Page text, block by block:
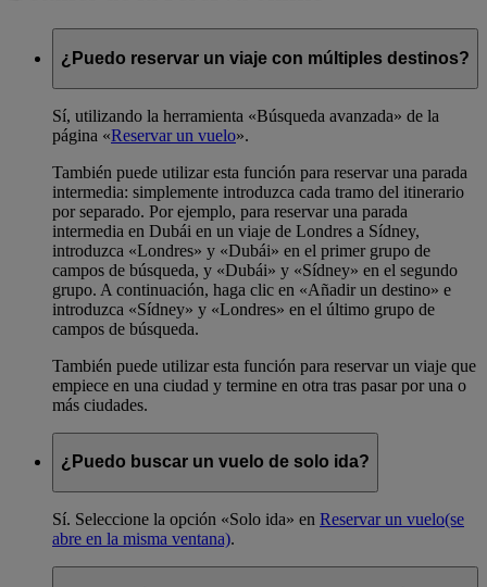
¿Puedo reservar un viaje con múltiples destinos?
Sí, utilizando la herramienta «Búsqueda avanzada» de la
página «Reservar un vuelo».
También puede utilizar esta función para reservar una parada
intermedia: simplemente introduzca cada tramo del itinerario
por separado. Por ejemplo, para reservar una parada
intermedia en Dubái en un viaje de Londres a Sídney,
introduzca «Londres» y «Dubái» en el primer grupo de
campos de búsqueda, y «Dubái» y «Sídney» en el segundo
grupo. A continuación, haga clic en «Añadir un destino» e
introduzca «Sídney» y «Londres» en el último grupo de
campos de búsqueda.
También puede utilizar esta función para reservar un viaje que
empiece en una ciudad y termine en otra tras pasar por una o
más ciudades.
¿Puedo buscar un vuelo de solo ida?
Sí. Seleccione la opción «Solo ida» en Reservar un vuelo(se
abre en la misma ventana).